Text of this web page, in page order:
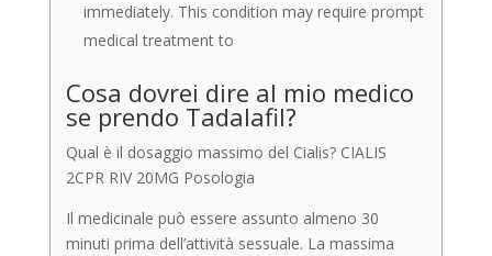
immediately. This condition may require prompt
medical treatment to
Cosa dovrei dire al mio medico
se prendo Tadalafil?
Qual è il dosaggio massimo del Cialis? CIALIS
2CPR RIV 20MG Posologia
Il medicinale può essere assunto almeno 30
minuti prima dell’attività sessuale. La massima